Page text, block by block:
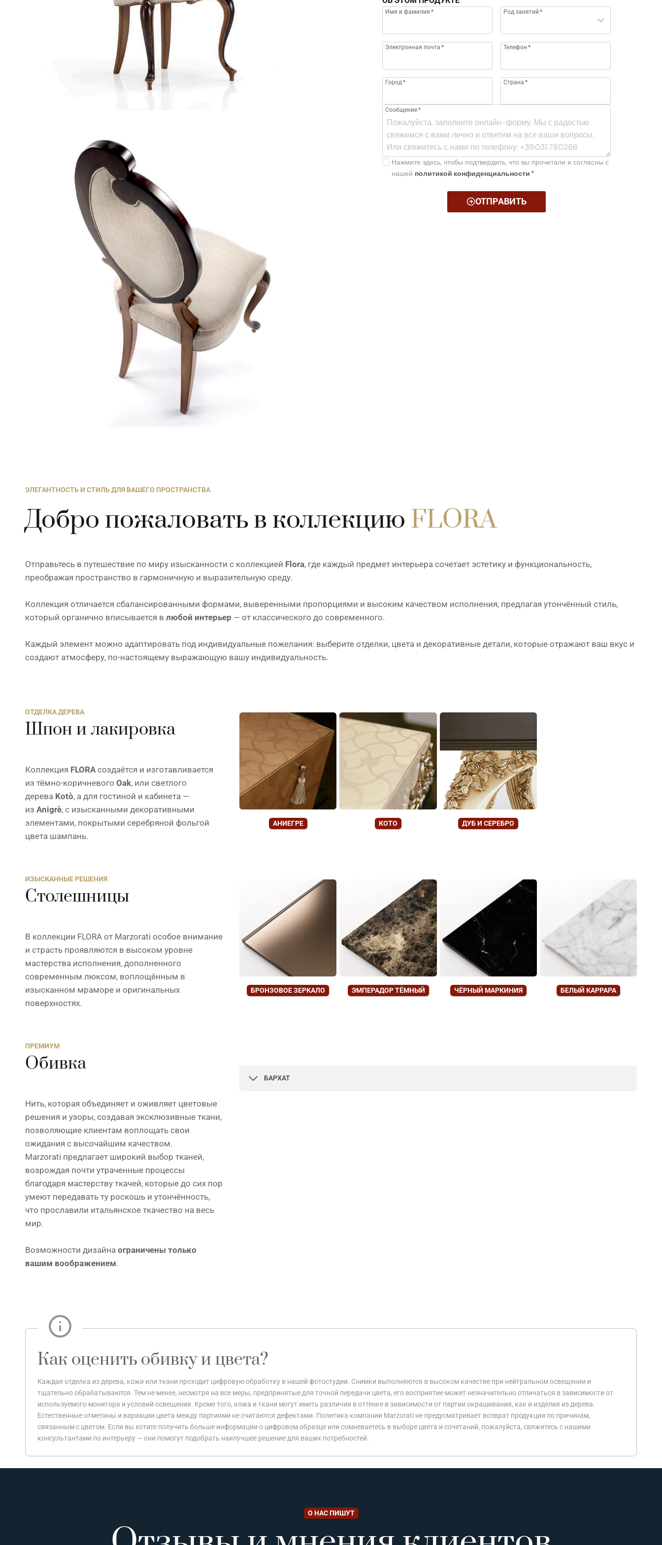
Имя и фамилия * Род занятий *
Электронная почта * Телефон *
Город* Страна *
Сообщение*
Нажмите здесь, чтобы подтвердить, что вы прочитали и согласны с
нашей политикой конфиденциальности *
ОТПРАВИТЬ
ЭЛЕГАНТНОСТЬ И СТИЛЬ ДЛЯ ВАШЕГО ПРОСТРАНСТВА
Добро пожаловать в коллекцию FLORA
Отправьтесь в путешествие по миру изысканности с коллекцией Flora, где каждый предмет интерьера сочетает эстетику и функциональность,
преображая пространство в гармоничную и выразительную среду.
Коллекция отличается сбалансированными формами, выверенными пропорциями и высоким качеством исполнения, предлагая утончённый стиль,
который органично вписывается в любой интерьер — от классического до современного.
Каждый элемент можно адаптировать под индивидуальные пожелания: выберите отделки, цвета и декоративные детали, которые отражают ваш вкус и
создают атмосферу, по-настоящему выражающую вашу индивидуальность.
ОТДЕЛКА ДЕРЕВА
Шпон и лакировка
Коллекция FLORAсоздаётся и изготавливается
из тёмно-коричневого Oak, или светлого
дерева Kotò, а для гостиной и кабинета —
из Anigrè, с изысканными декоративными
элементами, покрытыми серебряной фольгой
цвета шампань.
АНИЕГРЕ КОТО ДУБ И СЕРЕБРО
ИЗЫСКАННЫЕ РЕШЕНИЯ
Столешницы
В коллекции FLORA от Marzorati особое внимание
и страсть проявляются в высоком уровне
мастерства исполнения, дополненного
современным люксом, воплощённым в
изысканном мраморе и оригинальных
поверхностях.
БРОНЗОВОЕ ЗЕРКАЛО ЭМПЕРАДОР ТЁМНЫЙ ЧЁРНЫЙ МАРКИНИЯ БЕЛЫЙ КАРРАРА
ПРЕМИУМ
Обивка
Нить, которая объединяет и оживляет цветовые
решения и узоры, создавая эксклюзивные ткани,
позволяющие клиентам воплощать свои
ожидания с высочайшим качеством.
Marzorati предлагает широкий выбор тканей,
возрождая почти утраченные процессы
благодаря мастерству ткачей, которые до сих пор
умеют передавать ту роскошь и утончённость,
что прославили итальянское ткачество на весь
мир.
Возможности дизайна ограничены только
вашим воображением.
БАРХАТ
Как оценить обивку и цвета?
Каждая отделка из дерева, кожи или ткани проходит цифровую обработку в нашей фотостудии. Снимки выполняются в высоком качестве при нейтральном освещении и
тщательно обрабатываются. Тем не менее, несмотря на все меры, предпринятые для точной передачи цвета, его восприятие может незначительно отличаться в зависимости от
используемого монитора и условий освещения. Кроме того, кожа и ткани могут иметь различия в оттенке в зависимости от партии окрашивания, как и изделия из дерева.
Естественные отметины и вариации цвета между партиями не считаются дефектами. Политика компании Marzorati не предусматривает возврат продукции по причинам,
связанным с цветом. Если вы хотите получить больше информации о цифровом образце или сомневаетесь в выборе цвета и сочетаний, пожалуйста, свяжитесь с нашими
консультантами по интерьеру — они помогут подобрать наилучшее решение для ваших потребностей.
О НАС ПИШУТ